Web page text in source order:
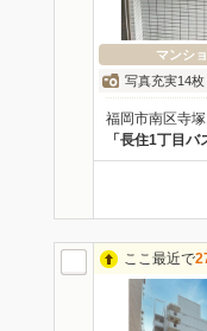
マンシ
写真充実14枚
福岡市南区寺
「長住1丁目バ
ここ最近で